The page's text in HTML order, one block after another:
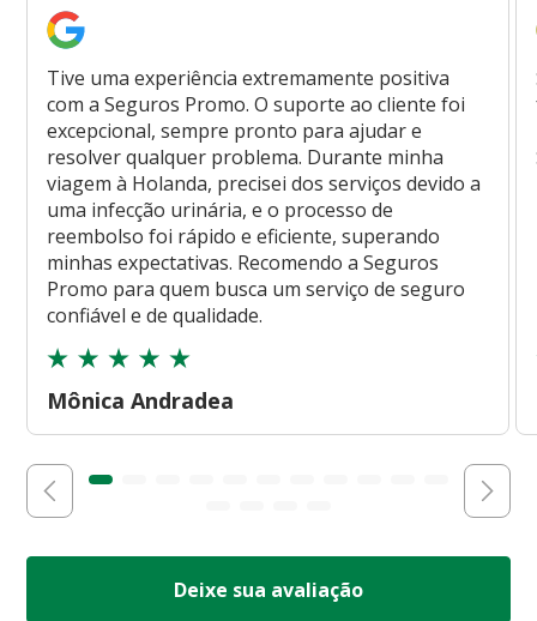
Tive uma experiência extremamente positiva
com a Seguros Promo. O suporte ao cliente foi
excepcional, sempre pronto para ajudar e
resolver qualquer problema. Durante minha
viagem à Holanda, precisei dos serviços devido a
uma infecção urinária, e o processo de
reembolso foi rápido e eficiente, superando
minhas expectativas. Recomendo a Seguros
Promo para quem busca um serviço de seguro
confiável e de qualidade.
Mônica Andradea
Deixe sua avaliação